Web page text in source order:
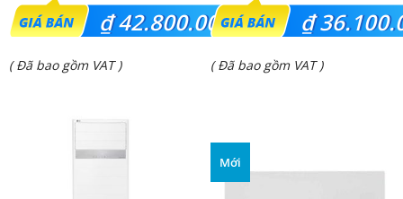
Giá
gốc
là:
₫42.800.000
Giá
( Đã bao gồm VAT )
Giá
gốc
là:
₫
Giá
₫ 36.100.000.
( Đã bao gồm VAT )
Mới